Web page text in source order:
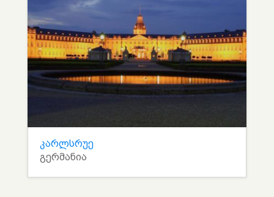
კარლსრუე
გერმანია